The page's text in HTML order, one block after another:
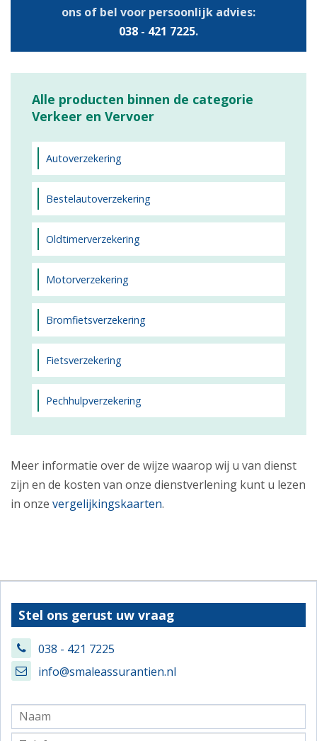
ons of bel voor persoonlijk advies:
038 - 421 7225.
Alle producten binnen de categorie
Verkeer en Vervoer
Autoverzekering
Bestelautoverzekering
Oldtimerverzekering
Motorverzekering
Bromfietsverzekering
Fietsverzekering
Pechhulpverzekering
Meer informatie over de wijze waarop wij u van dienst
zijn en de kosten van onze dienstverlening kunt u lezen
in onze vergelijkingskaarten.
Stel ons gerust uw vraag
038 - 421 7225
info@smaleassurantien.nl